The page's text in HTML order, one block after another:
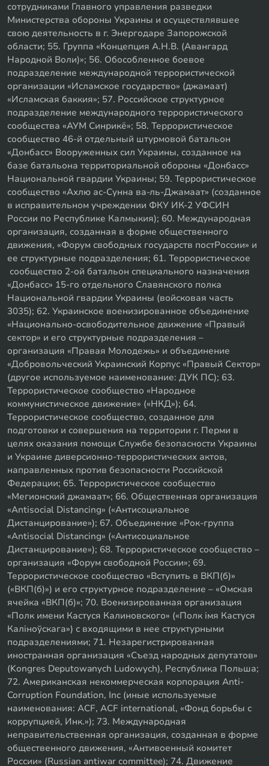
сотрудниками Главного управления разведки
Министерства обороны Украины и осуществлявшее
свою деятельность в г. Энергодаре Запорожской
области; 55. Группа «Концепция А.Н.В. (Авангард
Народной Воли)»; 56. Обособленное боевое
подразделение международной террористической
организации «Исламское государство» (джамаат)
«Исламская баккия»; 57. Российское структурное
подразделение международного террористического
сообщества «АУМ Синрикё»; 58. Террористическое
сообщество 46-й отдельный штурмовой батальон
«Донбасс» Вооруженных сил Украины, созданное на
базе батальона территориальной обороны «Донбасс»
Национальной гвардии Украины; 59. Террористическое
сообщество «Ахлю ас-Сунна ва-ль-Джамаат» (созданное
в исправительном учреждении ФКУ ИК-2 УФСИН
России по Республике Калмыкия); 60. Международная
организация, созданная в форме общественного
движения, «Форум свободных государств постРоссии» и
ее структурные подразделения; 61. Террористическое
сообщество 2-ой батальон специального назначения
«Донбасс» 15-го отдельного Славянского полка
Национальной гвардии Украины (войсковая часть
3035); 62. Украинское военизированное объединение
«Национально-освободительное движение «Правый
сектор» и его структурные подразделения –
организация «Правая Молодежь» и объединение
«Добровольческий Украинский Корпус «Правый Сектор»
(другое используемое наименование: ДУК ПС); 63.
Террористическое сообщество «Народное
коммунистическое движение» («НКД»); 64.
Террористическое сообщество, созданное для
подготовки и совершения на территории г. Перми в
целях оказания помощи Службе безопасности Украины
и Украине диверсионно-террористических актов,
направленных против безопасности Российской
Федерации; 65. Террористическое сообщество
«Мегионский джамаат»; 66. Общественная организация
«Antisocial Distancing» («Антисоциальное
Дистанцирование»); 67. Объединение «Рок-группа
«Antisocial Distancing» («Антисоциальное
Дистанцирование»); 68. Террористическое сообщество –
организация «Форум свободной России»; 69.
Террористическое сообщество «Вступить в ВКП(б)»
(«ВКП(б)») и его структурное подразделение – «Омская
ячейка «ВКП(б)»; 70. Военизированная организация
«Полк имени Кастуся Калиновского» («Полк iмя Кастуся
Калiноўскага») с входящими в нее структурными
подразделениями; 71. Незарегистрированная
иностранная организация «Съезд народных депутатов»
(Kongres Deputowanych Ludowych), Республика Польша;
72. Американская некоммерческая корпорация Anti-
Corruption Foundation, Inc (иные используемые
наименования: ACF, ACF international, «Фонд борьбы с
коррупцией, Инк.»); 73. Международная
неправительственная организация, созданная в форме
общественного движения, «Антивоенный комитет
России» (Russian antiwar committee); 74. Движение